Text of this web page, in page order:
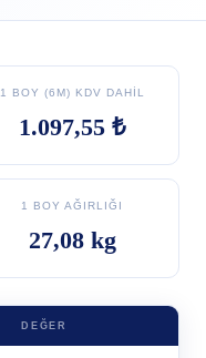
1 BOY (6M) KDV DAHIL
1.097,55 ₺
1 BOY AĞIRLIĞI
27,08 kg
DEĞER